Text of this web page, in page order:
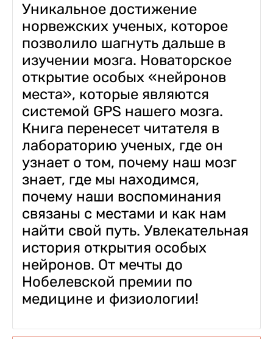
Уникальное достижение
норвежских ученых, которое
позволило шагнуть дальше в
изучении мозга. Новаторское
открытие особых «нейронов
места», которые являются
системой GPS нашего мозга.
Книга перенесет читателя в
лабораторию ученых, где он
узнает о том, почему наш мозг
знает, где мы находимся,
почему наши воспоминания
связаны с местами и как нам
найти свой путь. Увлекательная
история открытия особых
нейронов. От мечты до
Нобелевской премии по
медицине и физиологии!